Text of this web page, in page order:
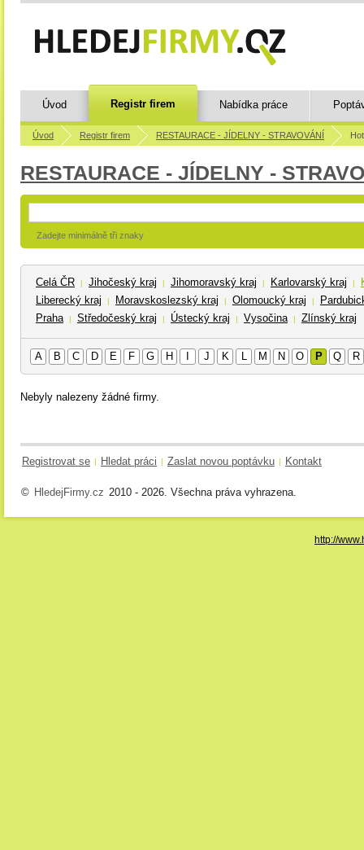
Úvod Registr firem Nabídka práce
Úvod Registr firem RESTAURACE - JÍDELNY - STRAVOVÁNÍ
RESTAURACE - JÍDELNY -
Zadejte minimálně tři znaky
Celá ČR | Jihočeský kraj | Jihomoravský kraj | Karlovarský kraj |
Liberecký kraj
| Moravskoslezský kraj | Olomoucký kraj |
Praha
| Středočeský kraj | Ústecký kraj | Vysočina | Zlínský kraj
A B C D E F G H J K L M N O P Q R
Nebyly nalezeny žádné firmy.
Registrovat se | Hledat práci | Zaslat novou poptávku | Kontakt
© HledejFirmy.cz 2010 - 2026. Všechna práva vyhrazena.
http://